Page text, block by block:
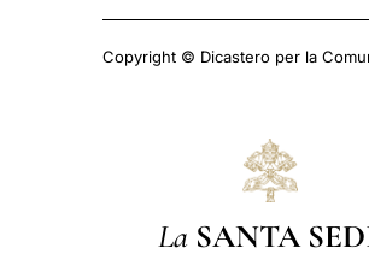
Copyright © Dicastero per la
La SANTA